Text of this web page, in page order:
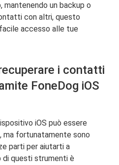
mantenendo un backup o
con altri, questo
accesso alle tue
i contatti
FoneDog iOS
iOS può essere
ma fortunatamente sono
parti per aiutarti a
di questi strumenti è